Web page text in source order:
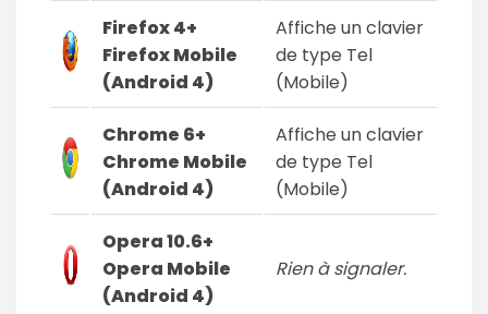
Firefox 4+
Firefox Mobile
(Android 4)
Affiche un clavier
de type Tel
(Mobile)
Chrome 6+
Chrome Mobile
(Android 4)
Affiche un clavier
de type Tel
(Mobile)
Opera 10.6+
Opera Mobile
(Android 4)
Rien à signaler.